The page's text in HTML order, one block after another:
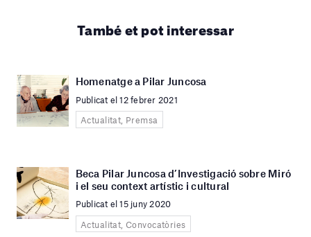
També et pot interessar
Homenatge a Pilar Juncosa
Publicat el 12 febrer 2021
Actualitat, Premsa
Beca Pilar Juncosa d’Investigació sobre Miró
i el seu context artístic i cultural
Publicat el 15 juny 2020
Actualitat, Convocatòries